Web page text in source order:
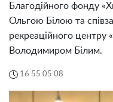
Благодійного фонду
Ольгою Білою та
рекреаційного центру
Володимиром Білим.
16:55 05.08